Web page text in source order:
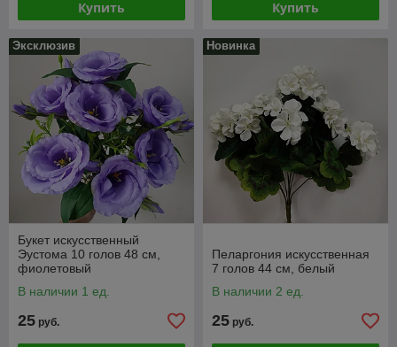
Купить Купить
Эксклюзив
Букет искусственный
Эустома 10 голов 48 см,
фиолетовый
В наличии 1 ед.
25 руб.
Новинка
Пеларгония искусственная
7 голов 44 см, белый
В наличии 2 ед.
25 руб.